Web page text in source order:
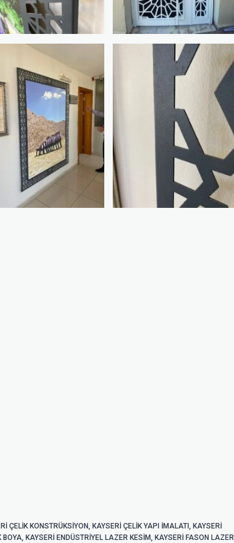
ÇELIK KONSTRÜKSIYON KAYSERİ ÇELIK YAPI IMALATI KAYSERİ
BOYA KAYSERİ ENDÜSTRIYEL LAZER KESIM KAYSERİ FASON LAZER